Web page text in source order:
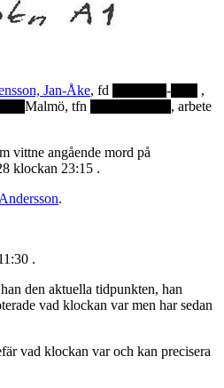
Jan-Åke, fd -
,
Malmö, tfn
, arbete
vittne angående mord på
klockan 23:15 .
.
.
den aktuella tidpunkten, han
vad klockan var men har sedan
vad klockan var och kan precisera